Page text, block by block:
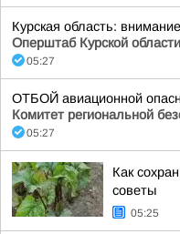
Курская область:
Оперштаб Курской области
05:27
ОТБОЙ авиационной
Комитет региональной
05:27
Как
советы
05:25